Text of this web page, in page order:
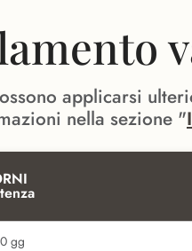
applicarsi
nella sezione "
gg